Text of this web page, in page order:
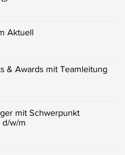
Aktuell
& Awards mit Teamleitung
mit Schwerpunkt
d/w/m